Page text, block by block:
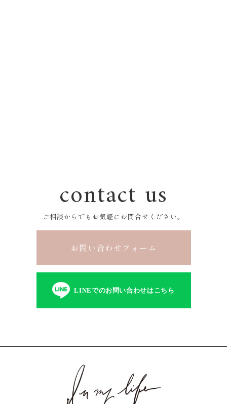
contact us
ご相談からでもお気軽にお問合せください。
お問い合わせフォーム
LINEでのお問い合わせはこちら